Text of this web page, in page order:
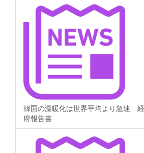
韓国の温暖化は世界平均より急速
府報告書